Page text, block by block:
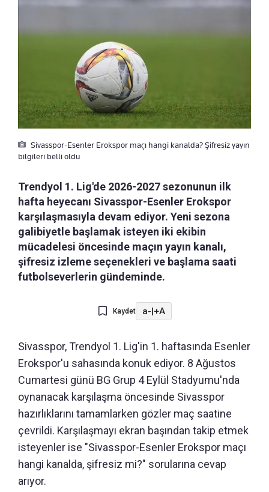
Sivasspor-Esenler Erokspor maçı hangi kanalda? Şifresiz yayın
bilgileri belli oldu
Trendyol 1. Lig'de 2026-2027 sezonunun ilk
hafta heyecanı Sivasspor-Esenler Erokspor
karşılaşmasıyla devam ediyor. Yeni sezona
galibiyetle başlamak isteyen iki ekibin
mücadelesi öncesinde maçın yayın kanalı,
şifresiz izleme seçenekleri ve başlama saati
futbolseverlerin gündeminde.
Kaydet a-|+A
Sivasspor, Trendyol 1. Lig'in 1. haftasında Esenler
Erokspor'u sahasında konuk ediyor. 8 Ağustos
Cumartesi günü BG Grup 4 Eylül Stadyumu'nda
oynanacak karşılaşma öncesinde Sivasspor
hazırlıklarını tamamlarken gözler maç saatine
çevrildi. Karşılaşmayı ekran başından takip etmek
isteyenler ise "Sivasspor-Esenler Erokspor maçı
hangi kanalda, şifresiz mi?" sorularına cevap
arıyor.